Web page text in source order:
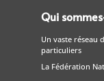
Qui
Un vaste réseau
particuliers
La Fédération